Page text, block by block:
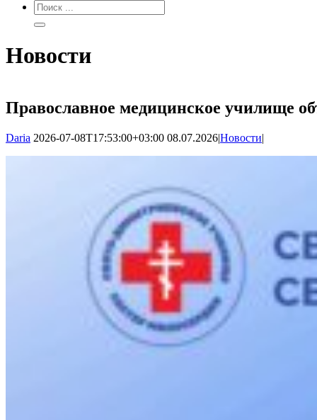
Новости
Православное медицинское училище
Daria 2026-07-08T17:53:00+03:00 08.07.2026|Новости|